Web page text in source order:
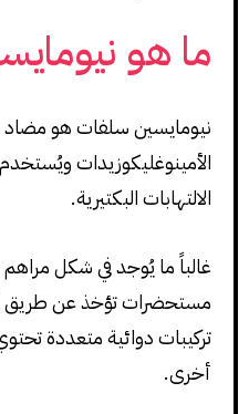
ما هو
نيومايسين سلفات هو مضاد
الأمينوغليكوزيدات
الالتهابات البكتيرية.
غالباً ما يُوجد في شكل
مستحضرات تؤخذ عن طريق
تركيبات دوائية متعددة
أخرى.